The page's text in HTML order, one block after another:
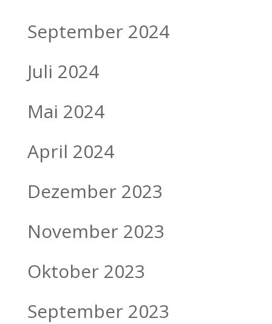
September 2024
Juli 2024
Mai 2024
April 2024
Dezember 2023
November 2023
Oktober 2023
September 2023